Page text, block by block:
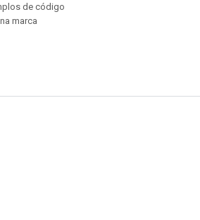
de código
marca